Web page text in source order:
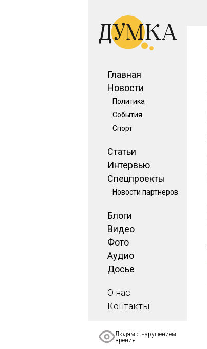
Главная
Новости
Политика
События
Спорт
Статьи
Интервью
Спецпроекты
Новости партнеров
Блоги
Видео
Фото
Аудио
Досье
О нас
Контакты
Людям с нарушением
зрения